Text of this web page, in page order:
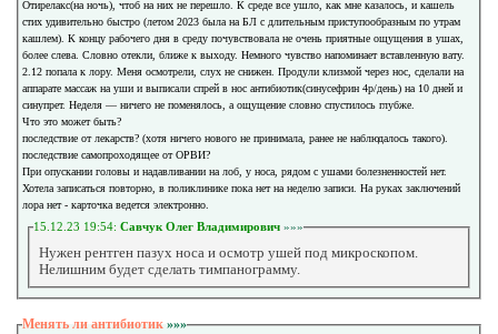
Отирелакс(на ночь), чтоб на них не перешло. К среде все ушло, как мне казалось, и кашель
стих удивительно быстро (летом 2023 была на БЛ с длительным приступообразным по утрам
кашлем). К концу рабочего дня в среду почувствовала не очень приятные ощущения в ушах,
более слева. Словно отекли, ближе к выходу. Немного чувство напоминает вставленную вату.
2.12 попала к лору. Меня осмотрели, слух не снижен. Продули клизмой через нос, сделали на
аппарате массаж на уши и выписали спрей в нос антибиотик(синусефрин 4р/день) на 10 дней и
синупрет. Неделя — ничего не поменялось, а ощущение словно спустилось глубже.
Что это может быть?
последствие от лекарств? (хотя ничего нового не принимала, ранее не наблюдалось такого).
последствие самопроходящее от ОРВИ?
При опускании головы и надавливании на лоб, у носа, рядом с ушами болезненностей нет.
Хотела записаться повторно, в поликлинике пока нет на неделю записи. На руках заключений
лора нет - карточка ведется электронно.
15.12.23 19:54: Савчук Олег Владимирович »»»
Нужен рентген пазух носа и осмотр ушей под микроскопом.
Нелишним будет сделать тимпанограмму.
Менять ли антибиотик »»»